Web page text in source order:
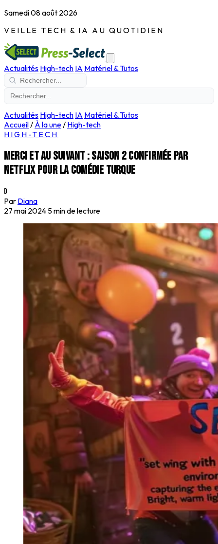
Samedi 08 août 2026
VEILLE TECH & IA AU QUOTIDIEN
Actualités High-tech IA Matériel & Tutos
Actualités High-tech IA Matériel & Tutos
Accueil/ À la une/ High-tech
HIGH-TECH
Merci et au suivant : saison 2 confirmée par
Netflix pour la comédie turque
D
Par Diana
27 mai 2024 5 min de lecture